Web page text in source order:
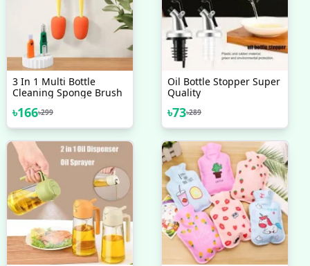
3 In 1 Multi Bottle
Cleaning Sponge Brush
৳166৳299
Oil Bottle Stopper Super
Quality
৳73৳289